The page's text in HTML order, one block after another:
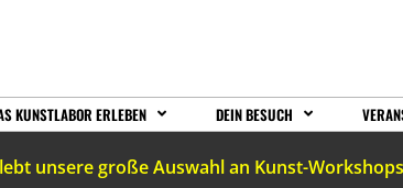
KUNSTLABOR ERLEBEN DEIN BESUCH
unsere große Auswahl an Kunst-